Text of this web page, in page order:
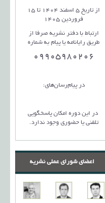
از تاریخ 5 اسفند 1404 تا 15
فروردین 1405
ارتباط با دفتر نشریه صرفا از
طریق رایانامه یا پیام به شماره
09905980206
در پیام‌رسان‌های:
در این دوره امکان پاسخگویی
تلفنی یا حضوری وجود ندارد.
اعضای شورای عملی نشریه